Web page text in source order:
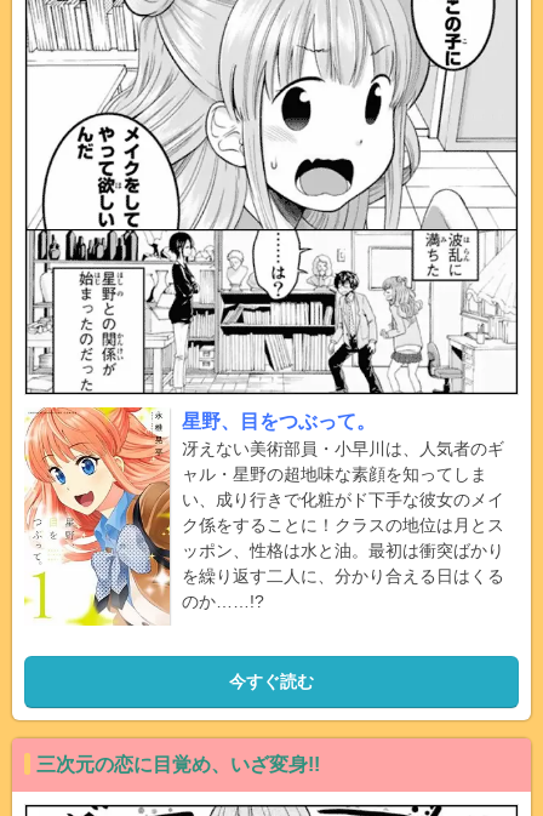
星野、目をつぶって。
冴えない美術部員・小早川は、人気者のギ
ャル・星野の超地味な素顔を知ってしま
い、成り行きで化粧がド下手な彼女のメイ
ク係をすることに！クラスの地位は月とス
ッポン、性格は水と油。最初は衝突ばかり
を繰り返す二人に、分かり合える日はくる
のか……!?
今すぐ読む
三次元の恋に目覚め、いざ変身!!